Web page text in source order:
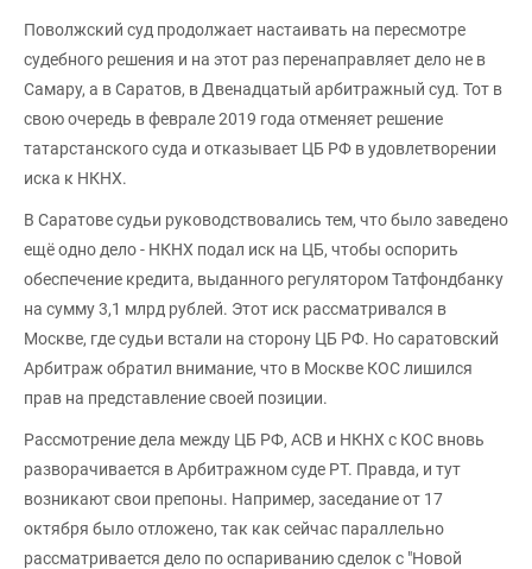
Поволжский суд продолжает настаивать на пересмотре
судебного решения и на этот раз перенаправляет дело не в
Самару, а в Саратов, в Двенадцатый арбитражный суд. Тот в
свою очередь в феврале 2019 года отменяет решение
татарстанского суда и отказывает ЦБ РФ в удовлетворении
иска к НКНХ.
В Саратове судьи руководствовались тем, что было заведено
ещё одно дело - НКНХ подал иск на ЦБ, чтобы оспорить
обеспечение кредита, выданного регулятором Татфондбанку
на сумму 3,1 млрд рублей. Этот иск рассматривался в
Москве, где судьи встали на сторону ЦБ РФ. Но саратовский
Арбитраж обратил внимание, что в Москве КОС лишился
прав на представление своей позиции.
Рассмотрение дела между ЦБ РФ, АСВ и НКНХ с КОС вновь
разворачивается в Арбитражном суде РТ. Правда, и тут
возникают свои препоны. Например, заседание от 17
октября было отложено, так как сейчас параллельно
рассматривается дело по оспариванию сделок с "Новой